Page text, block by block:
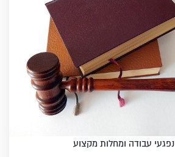
נפגעי עבודה ומחלות מקצוע